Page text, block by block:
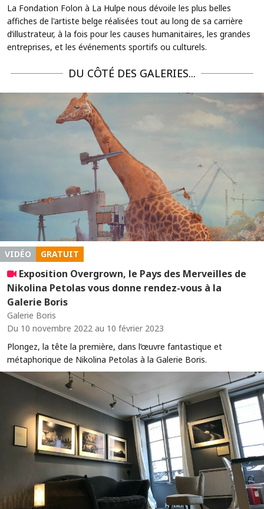
La Fondation Folon à La Hulpe nous dévoile les plus belles
affiches de l'artiste belge réalisées tout au long de sa carrière
d’illustrateur, à la fois pour les causes humanitaires, les grandes
entreprises, et les événements sportifs ou culturels.
DU CÔTÉ DES GALERIES...
VIDÉO GRATUIT
Exposition Overgrown, le Pays des Merveilles de
Nikolina Petolas vous donne rendez-vous à la
Galerie Boris
Galerie Boris
Du 10 novembre 2022 au 10 février 2023
Plongez, la tête la première, dans l’œuvre fantastique et
métaphorique de Nikolina Petolas à la Galerie Boris.